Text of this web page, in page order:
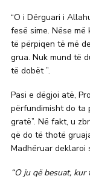
“O i Dërguari i
fesë sime. Nëse
të përpiqen të më
grua. Nuk mund të
të dobët ”.
Pasi e dëgjoi atë,
përfundimisht do ta
gratë”. Në fakt, u
që do të thotë
Madhëruar deklaroi
“O ju që besuat,